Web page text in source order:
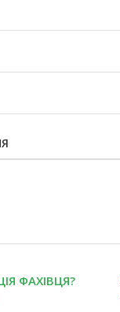
ФАХІВЦЯ?